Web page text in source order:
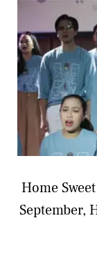
Home
September,